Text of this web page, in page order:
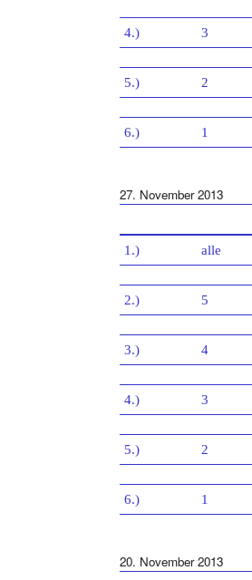
4.) 3
5.) 2
6.) 1
27. November 2013
1.) alle
2.) 5
3.) 4
4.) 3
5.) 2
6.) 1
20. November 2013